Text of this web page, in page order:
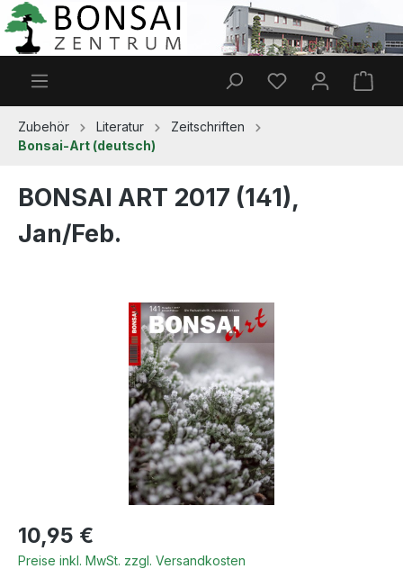
Zum Hauptinhalt springen
Du hast 0
Zubehör Literatur
Zeitschriften
Bonsai-Art (deutsch)
BONSAI ART 2017 (141),
Jan/Feb.
Bildergalerie überspringen
Regulärer Preis:
10,95 €
Preise inkl. MwSt. zzgl. Versandkosten